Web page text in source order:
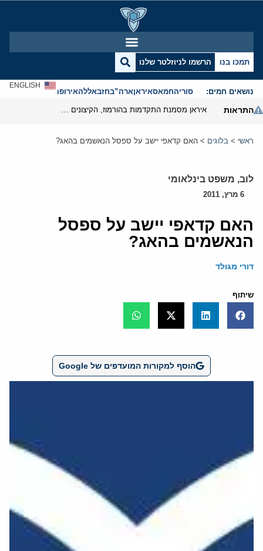
תמכו בנו הרשמו לניוזלטר שלנו
נושאים חמים: סוריהחמאסאיראןארה”בחזבאללהאירופהאנטישמיות
ENGLISH
התראות
ראשי > בלוגים > האם קדאפי יישב על ספסל הנאשמים בהאג?
לוב, משפט בינלאומי
6 מרץ, 2011
האם קדאפי יישב על ספסל
הנאשמים בהאג?
דורי מגולד
שיתוף
הוסף למקורות המועדפים של Google